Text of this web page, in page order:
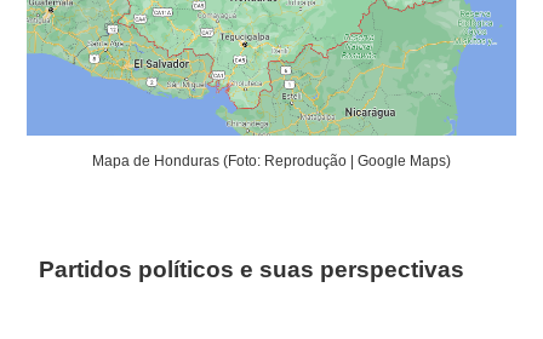
Mapa de Honduras (Foto: Reprodução | Google Maps)
Partidos políticos e suas perspectivas